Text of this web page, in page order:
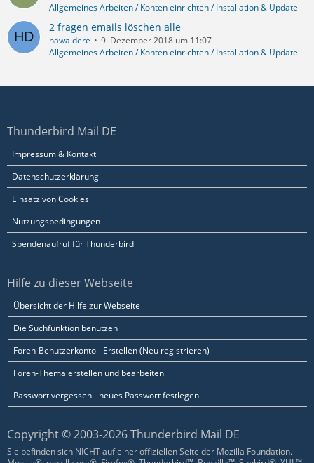
Allgemeines Arbeiten / Konten einrichten / Installation & Update
2 fragen emails löschen alle
hawa dere
9. Dezember 2018 um 11:07
Allgemeines Arbeiten / Konten einrichten / Installation & Update
Thunderbird Mail DE
Impressum & Kontakt
Datenschutzerklärung
Einsatz von Cookies
Nutzungsbedingungen
Spendenaufruf für Thunderbird
Hilfe zu dieser Webseite
Übersicht der Hilfe zur Webseite
Die Suchfunktion benutzen
Foren-Benutzerkonto - Erstellen (Neu registrieren)
Foren-Thema erstellen und bearbeiten
Passwort vergessen - neues Passwort festlegen
Copyright © 2003-2026 Thunderbird Mail DE
Sie befinden sich NICHT auf einer offiziellen Seite der Mozilla Foundation.